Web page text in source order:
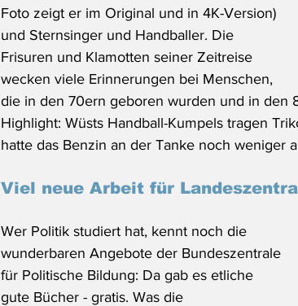
Foto zeigt er im Original und in 4K-Version)
und Sternsinger und Handballer. Die
Frisuren und Klamotten seiner Zeitreise
wecken viele Erinnerungen bei Menschen,
die in den 70ern geboren wurden und in den
Highlight: Wüsts Handball-Kumpels tragen
hatte das Benzin an der Tanke noch weniger
Viel neue Arbeit für
Wer Politik studiert hat, kennt noch die
wunderbaren Angebote der Bundeszentrale
für Politische Bildung: Da gab es etliche
gute Bücher - gratis. Was die